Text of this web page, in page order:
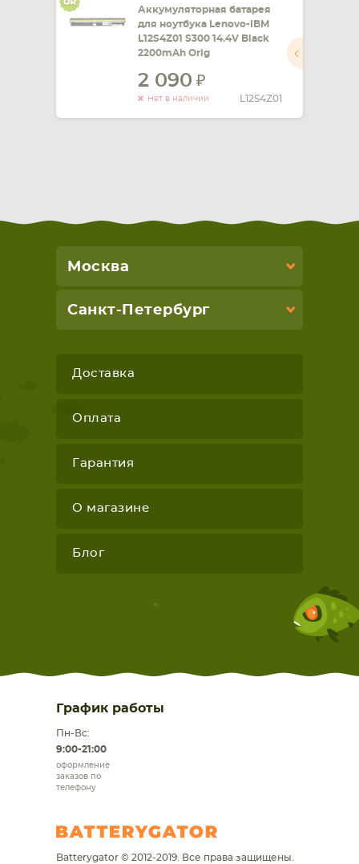
Аккумуляторная батарея
для ноутбука Lenovo-IBM
L12S4Z01 S300 14.4V Black
2200mAh Orig
2 090
Нет в наличии L12S4Z01
Москва
Санкт-Петербург
Доставка
Оплата
Гарантия
О магазине
Блог
График работы
Пн-Вс:
9:00-21:00
оформление
заказов по
телефону
Batterygator © 2012-2019. Все права защищены.